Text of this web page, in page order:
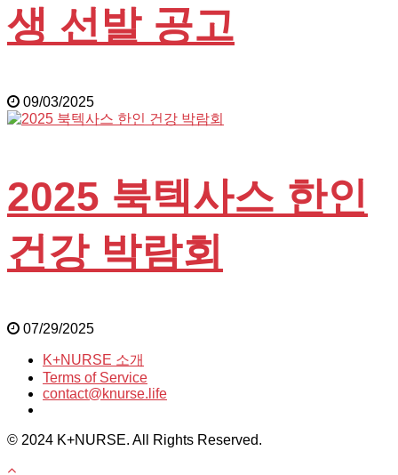
생 선발 공고
09/03/2025
2025 북텍사스 한인
건강 박람회
07/29/2025
K+NURSE 소개
Terms of Service
contact@knurse.life
© 2024 K+NURSE. All Rights Reserved.